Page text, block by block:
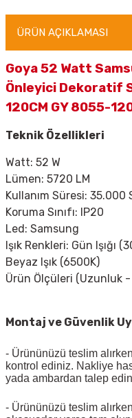
ÜRÜN AÇIKLAMASI
Goya 52 Watt
Önleyici Dekoratif
120CM GY 8055-
Teknik Özellikleri
Watt: 52 W
Lümen: 5720 LM
Kullanım Süresi: 35.000
Koruma Sınıfı: IP20
Led: Samsung
Işık Renkleri: Gün Işığı
Beyaz Işık (6500K)
Ürün Ölçüleri (Uzunluk -
Montaj ve Güvenlik
- Ürününüzü teslim
kontrol ediniz. Nakliye
yada ambardan talep
- Ürününüzü teslim